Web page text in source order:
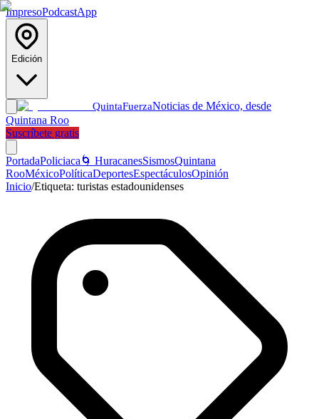
ImpresoPodcastApp
Edición
QuintaFuerzaNoticias de México, desde
Quintana Roo
Suscríbete gratis
PortadaPoliciaca 🌀 HuracanesSismosQuintana
RooMéxicoPolíticaDeportesEspectáculosOpinión
Inicio/Etiqueta: turistas estadounidenses